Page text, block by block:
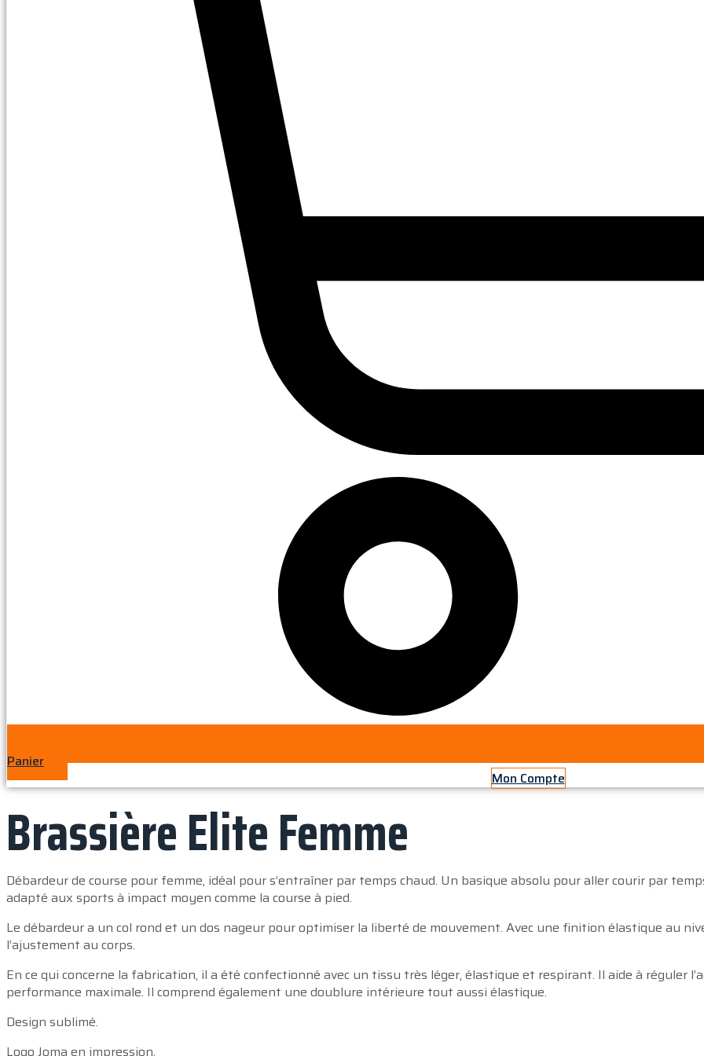
Panier
Mon Compte
Brassière Elite Femme
Débardeur de course pour femme, idéal pour s’entraîner par temps chaud. Un basique absolu pour aller courir par
adapté aux sports à impact moyen comme la course à pied.
Le débardeur a un col rond et un dos nageur pour optimiser la liberté de mouvement. Avec une finition élastique au
l’ajustement au corps.
En ce qui concerne la fabrication, il a été confectionné avec un tissu très léger, élastique et respirant. Il aide à réguler
performance maximale. Il comprend également une doublure intérieure tout aussi élastique.
Design sublimé.
Logo Joma en impression.